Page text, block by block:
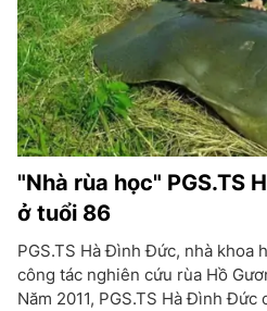
"Nhà rùa học" PGS.TS
ở tuổi 86
PGS.TS Hà Đình Đức, nhà khoa
công tác nghiên cứu rùa Hồ
Năm 2011, PGS.TS Hà Đình